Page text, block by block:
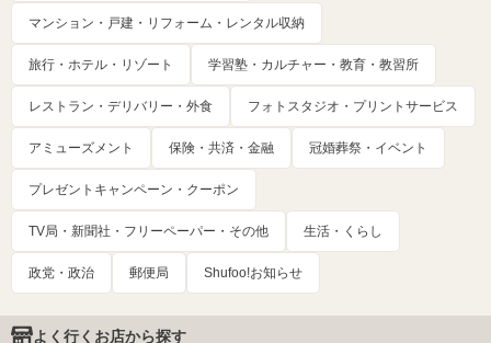
マンション・戸建・リフォーム・レンタル収納
旅行・ホテル・リゾート 学習塾・カルチャー・教育・教習所
レストラン・デリバリー・外食 フォトスタジオ・プリントサービス
アミューズメント 保険・共済・金融 冠婚葬祭・イベント
プレゼントキャンペーン・クーポン
TV局・新聞社・フリーペーパー・その他 生活・くらし
政党・政治 郵便局 Shufoo!お知らせ
よく行くお店から探す